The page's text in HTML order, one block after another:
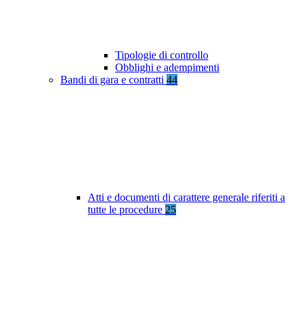
Tipologie di controllo
Obblighi e adempimenti
Bandi di gara e contratti 44
Atti e documenti di carattere generale riferiti a
tutte le procedure 25